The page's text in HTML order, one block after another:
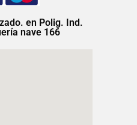
en Polig. Ind.
nave 166